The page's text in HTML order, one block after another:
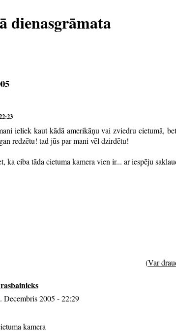
dienasgrāmata
ieliek kaut kādā amerikāņu vai zviedru cietumā,
redzētu! tad jūs par mani vēl dzirdētu!
ka ciba tāda cietuma kamera vien ir... ar iespēju
(Var
rasbainieks
Decembris 2005 - 22:29
kamera